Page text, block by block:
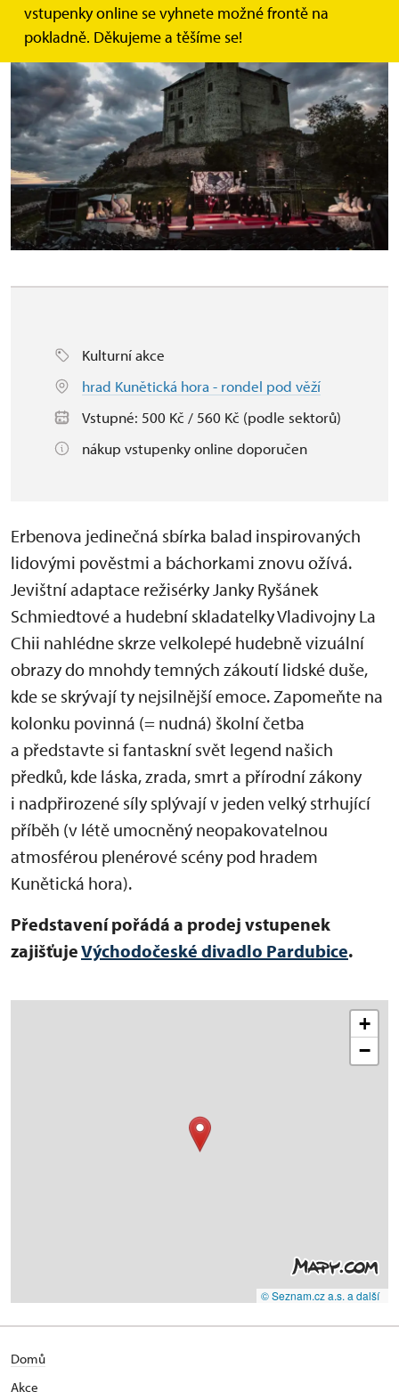
vstupenky online se vyhnete možné frontě na
pokladně. Děkujeme a těšíme se!
Kulturní akce
hrad Kunětická hora - rondel pod věží
Vstupné: 500 Kč / 560 Kč (podle sektorů)
nákup vstupenky online doporučen
Erbenova jedinečná sbírka balad inspirovaných
lidovými pověstmi a báchorkami znovu ožívá.
Jevištní adaptace režisérky Janky Ryšánek
Schmiedtové a hudební skladatelky Vladivojny La
Chii nahlédne skrze velkolepé hudebně vizuální
obrazy do mnohdy temných zákoutí lidské duše,
kde se skrývají ty nejsilnější emoce. Zapomeňte na
kolonku povinná (= nudná) školní četba
a představte si fantaskní svět legend našich
předků, kde láska, zrada, smrt a přírodní zákony
i nadpřirozené síly splývají v jeden velký strhující
příběh (v létě umocněný neopakovatelnou
atmosférou plenérové scény pod hradem
Kunětická hora).
Představení pořádá a prodej vstupenek
zajišťujeVýchodočeské divadlo Pardubice.
+
−
© Seznam.cz a.s. a další
Domů
Akce